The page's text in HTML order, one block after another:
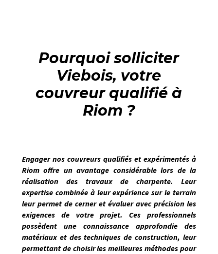
Pourquoi solliciter
Viebois, votre
couvreur qualifié à
Riom ?
Engager nos couvreurs qualifiés et expérimentés à
Riomoffre un avantage considérable lors de la
réalisation des travaux de charpente. Leur
expertise combinée à leur expérience sur le terrain
leur permet de cerner et évaluer avec précision les
exigences de votre projet. Ces professionnels
possèdent une connaissance approfondie des
matériaux et des techniques de construction, leur
permettant de choisir les meilleures méthodes pour